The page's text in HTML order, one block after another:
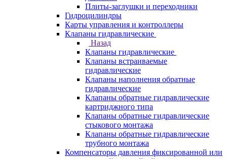
Плиты-заглушки и переходники
Гидроцилиндры
Карты управления и контроллеры
Клапаны гидравлические
Назад
Клапаны гидравлические
Клапаны встраиваемые
гидравлические
Клапаны наполнения обратные
гидравлические
Клапаны обратные гидравлические
картриджного типа
Клапаны обратные гидравлические
стыкового монтажа
Клапаны обратные гидравлические
трубного монтажа
Компенсаторы давления фиксированной или